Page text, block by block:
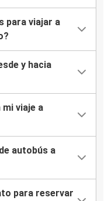
para viajar a
y hacia
viaje a
autobús a
para reservar